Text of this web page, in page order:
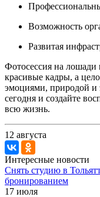
Возможность
Развитая
Фотосессия на
красивые кадры, а
эмоциями, природой и
сегодня и создайте
всю жизнь.
12 августа
Интересные новости
Снять студию в
бронированием
17 июля